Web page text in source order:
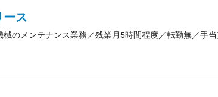
ース
械のメンテナンス業務／残業月5時間程度／転勤無／手